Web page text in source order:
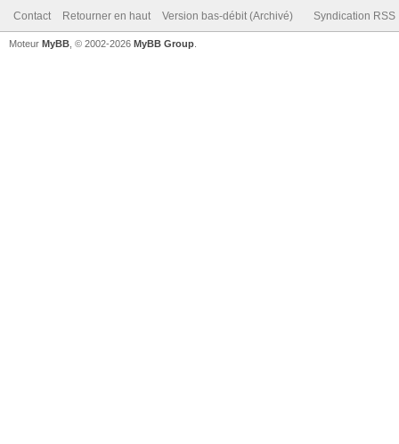
Contact Retourner en haut Version bas-débit (Archivé) Syndication RSS
Moteur MyBB , © 2002-2026 MyBB Group